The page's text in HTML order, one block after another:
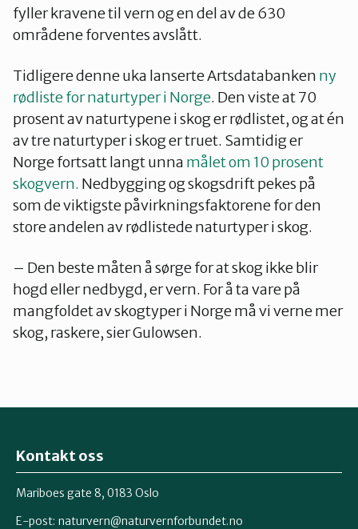
fyller kravene til vern og en del av de 630
områdene forventes avslått.
Tidligere denne uka lanserte Artsdatabanken ny
rødliste for naturtyper i Norge. Den viste at 70
prosent av naturtypene i skog er rødlistet, og at én
av tre naturtyper i skog er truet. Samtidig er
Norge fortsatt langt unna målet om 10 prosent
skogvern. Nedbygging og skogsdrift pekes på
som de viktigste påvirkningsfaktorene for den
store andelen av rødlistede naturtyper i skog.
– Den beste måten å sørge for at skog ikke blir
hogd eller nedbygd, er vern. For å ta vare på
mangfoldet av skogtyper i Norge må vi verne mer
skog, raskere, sier Gulowsen.
Kontakt oss
Mariboes gate 8, 0183 Oslo
E-post: naturvern@naturvernforbundet.no